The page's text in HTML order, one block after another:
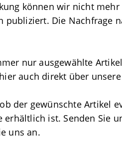
können wir nicht
publiziert. Die Nachfrage
nur ausgewählte
auch direkt über
der gewünschte Artikel
ist. Senden Sie
uns an.